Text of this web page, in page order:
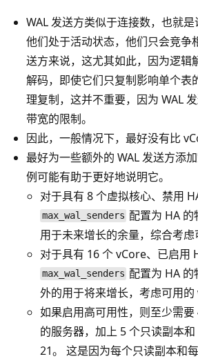
WAL 发送方类似于连接数，也就
他们处于活动状态，他们只会竞争
送方来说，这尤其如此，因为逻辑
解码，即使它们只复制影响单个
理复制，这并不重要，因为 WAL
带宽的限制。
因此，一般情况下，最好没有比
最好为一些额外的 WAL 发送方添
例可能有助于更好地说明它。
对于具有 8 个虚拟核心、禁用
max_wal_senders 配置为 HA
用于未来增长的余量，综合考
对于具有 16 个 vCore、已启用
max_wal_senders 配置为 HA
外的用于将来增长，考虑可用
如果启用高可用性，则至少需要
的服务器，加上 5 个只读副本
21。 这是因为每个只读副本和